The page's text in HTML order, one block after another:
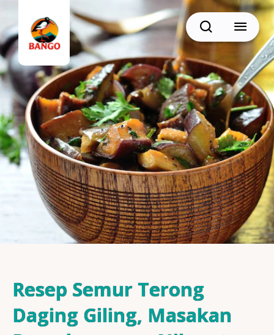
BACK
Resep Sate
Resep Semur
Resep Daging
Cari
Resep Semur Terong
Daging Giling, Masakan